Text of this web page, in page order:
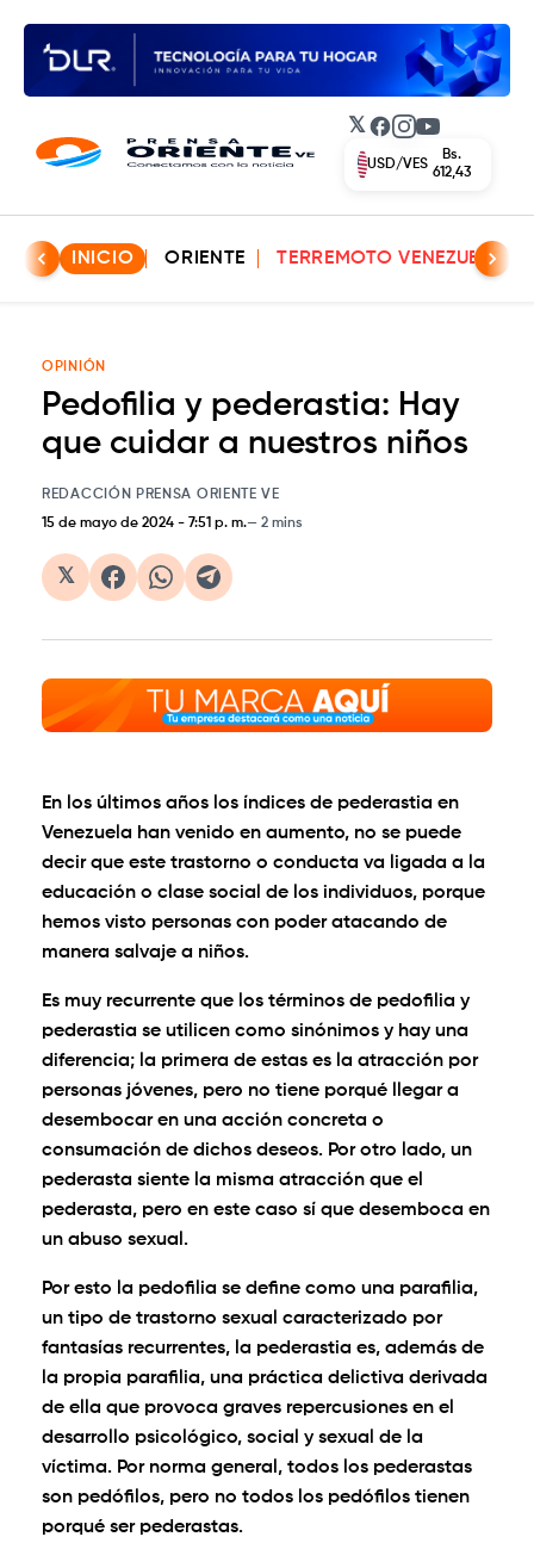
𝕏 Facebook
Instagram
YouTube
EUR/VES
Bs.
702,42
INICIO ORIENTE TERREMOTO VENEZUELA
OPINIÓN
Pedofilia y pederastia: Hay
que cuidar a nuestros niños
REDACCIÓN PRENSA ORIENTE VE
15 de mayo de 2024 - 7:51 p. m. 2 mins
𝕏
En los últimos años los índices de pederastia en
Venezuela han venido en aumento, no se puede
decir que este trastorno o conducta va ligada a la
educación o clase social de los individuos, porque
hemos visto personas con poder atacando de
manera salvaje a niños.
Es muy recurrente que los términos de pedofilia y
pederastia se utilicen como sinónimos y hay una
diferencia; la primera de estas es la atracción por
personas jóvenes, pero no tiene porqué llegar a
desembocar en una acción concreta o
consumación de dichos deseos. Por otro lado, un
pederasta siente la misma atracción que el
pederasta, pero en este caso sí que desemboca en
un abuso sexual.
Por esto la pedofilia se define como una parafilia,
un tipo de trastorno sexual caracterizado por
fantasías recurrentes, la pederastia es, además de
la propia parafilia, una práctica delictiva derivada
de ella que provoca graves repercusiones en el
desarrollo psicológico, social y sexual de la
víctima. Por norma general, todos los pederastas
son pedófilos, pero no todos los pedófilos tienen
porqué ser pederastas.